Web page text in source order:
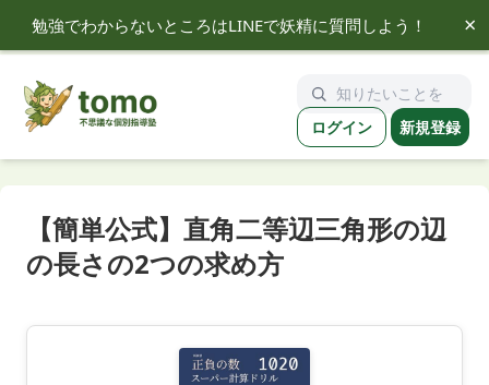
勉強でわからないところはLINEで妖精に質問しよう！ ×
tomo ログイン 新規登録
【簡単公式】直角二等辺三角形の辺
の長さの2つの求め方